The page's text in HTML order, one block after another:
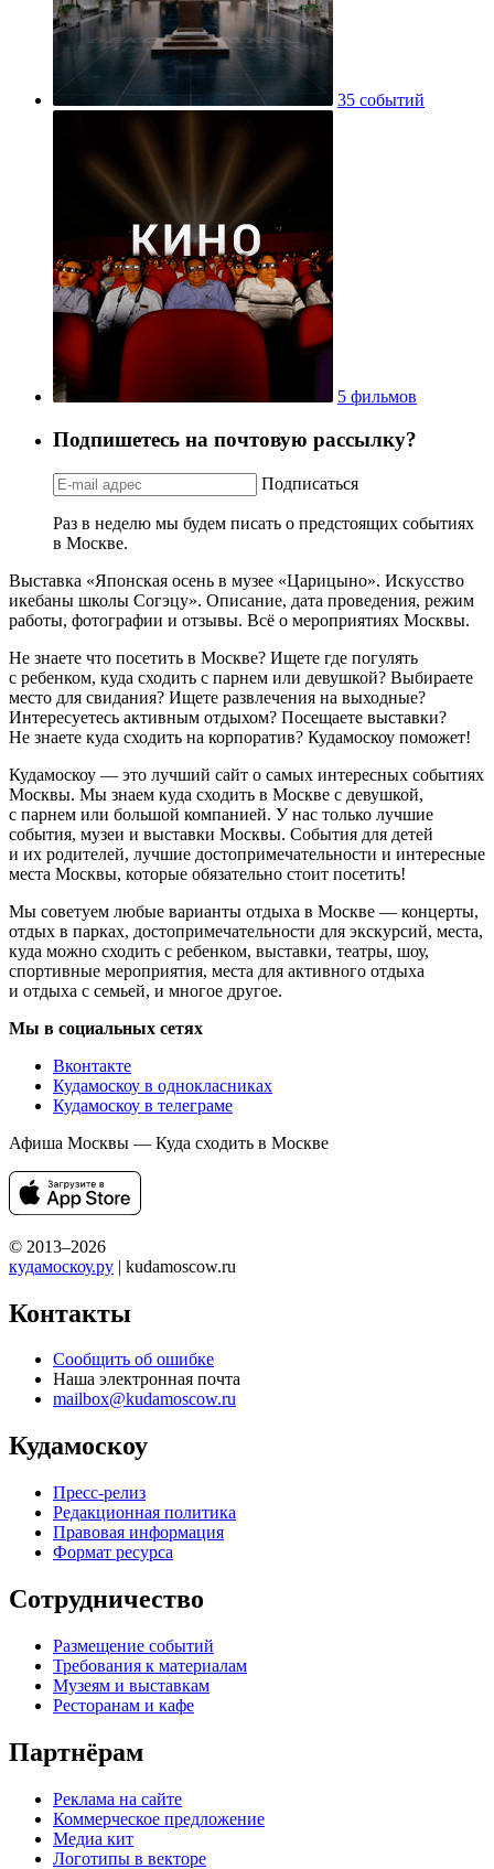
35 событий
5 фильмов
Подпишетесь на почтовую рассылку?
Подписаться
Раз в неделю мы будем писать о предстоящих событиях
в Москве.
Выставка «Японская осень в музее «Царицыно». Искусство
икебаны школы Согэцу». Описание, дата проведения, режим
работы, фотографии и отзывы. Всё о мероприятиях Москвы.
Не знаете что посетить в Москве? Ищете где погулять
с ребенком, куда сходить с парнем или девушкой? Выбираете
место для свидания? Ищете развлечения на выходные?
Интересуетесь активным отдыхом? Посещаете выставки?
Не знаете куда сходить на корпоратив? Кудамоскоу поможет!
Кудамоскоу — это лучший сайт о самых интересных событиях
Москвы. Мы знаем куда сходить в Москве с девушкой,
с парнем или большой компанией. У нас только лучшие
события, музеи и выставки Москвы. События для детей
и их родителей, лучшие достопримечательности и интересные
места Москвы, которые обязательно стоит посетить!
Мы советуем любые варианты отдыха в Москве — концерты,
отдых в парках, достопримечательности для экскурсий, места,
куда можно сходить с ребенком, выставки, театры, шоу,
спортивные мероприятия, места для активного отдыха
и отдыха с семьей, и многое другое.
Мы в социальных сетях
Вконтакте
Кудамоскоу в однокласниках
Кудамоскоу в телеграме
Афиша Москвы — Куда сходить в Москве
© 2013–2026
кудамоскоу.ру | kudamoscow.ru
Контакты
Сообщить об ошибке
Наша электронная почта
mailbox@kudamoscow.ru
Кудамоскоу
Пресс-релиз
Редакционная политика
Правовая информация
Формат ресурса
Сотрудничество
Размещение событий
Требования к материалам
Музеям и выставкам
Ресторанам и кафе
Партнёрам
Реклама на сайте
Коммерческое предложение
Медиа кит
Логотипы в векторе